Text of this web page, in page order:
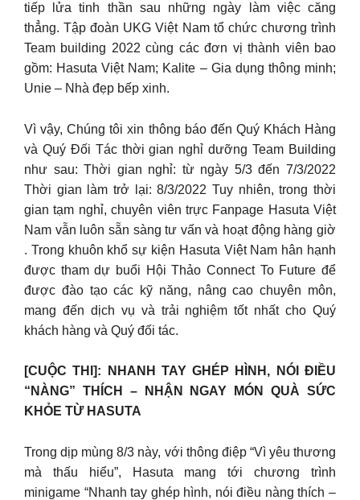
tiếp lửa tinh thần sau những ngày làm việc căng
thẳng. Tập đoàn UKG Việt Nam tổ chức chương trình
Team building 2022 cùng các đơn vị thành viên bao
gồm: Hasuta Việt Nam; Kalite – Gia dụng thông minh;
Unie – Nhà đẹp bếp xinh.
Vì vậy, Chúng tôi xin thông báo đến Quý Khách Hàng
và Quý Đối Tác thời gian nghỉ dưỡng Team Building
như sau: Thời gian nghỉ: từ ngày 5/3 đến 7/3/2022
Thời gian làm trở lại: 8/3/2022 Tuy nhiên, trong thời
gian tạm nghỉ, chuyên viên trực Fanpage Hasuta Việt
Nam vẫn luôn sẵn sàng tư vấn và hoạt động hàng giờ
. Trong khuôn khổ sự kiện Hasuta Việt Nam hân hạnh
được tham dự buổi Hội Thảo Connect To Future để
được đào tạo các kỹ năng, nâng cao chuyên môn,
mang đến dịch vụ và trải nghiệm tốt nhất cho Quý
khách hàng và Quý đối tác.
[CUỘC THI]: NHANH TAY GHÉP HÌNH, NÓI ĐIỀU
“NÀNG” THÍCH – NHẬN NGAY MÓN QUÀ SỨC
KHỎE TỪ HASUTA
Trong dịp mùng 8/3 này, với thông điệp “Vì yêu thương
mà thấu hiểu”, Hasuta mang tới chương trình
minigame “Nhanh tay ghép hình, nói điều nàng thích –